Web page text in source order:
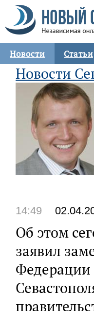
Новости Статьи
Новости
14:49
Об этом
заявил
Федерации